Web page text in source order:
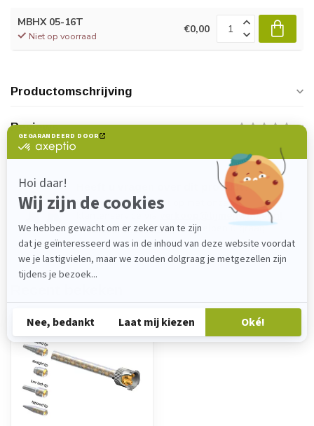
MBHX 05-16T
Niet op voorraad
€0,00
Productomschrijving
Reviews
Heeft u vragen over dit product?
Neem gerust contact op met onze
verkoop@lijmenwinkel.nl
of+31 (0)85 4011571 . Wij helpen u graag!